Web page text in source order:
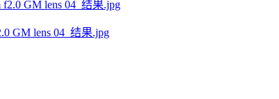
GM lens 04_结果.jpg